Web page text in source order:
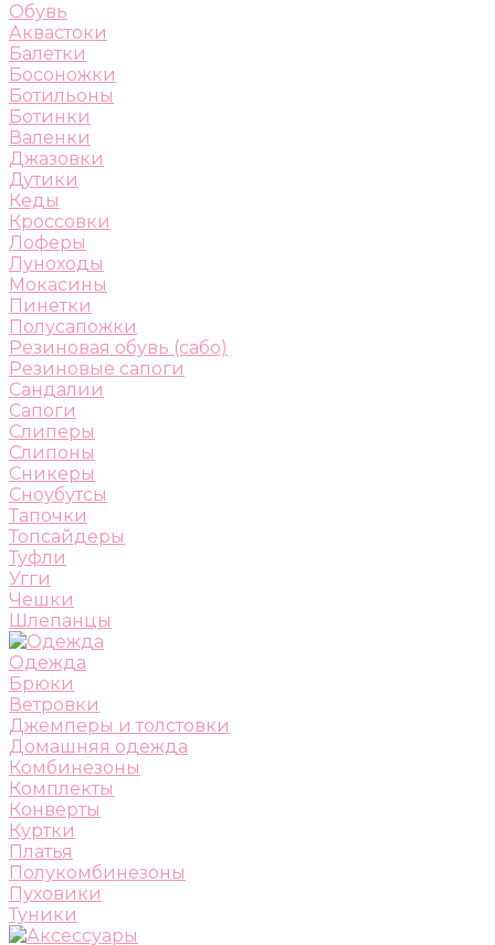
Обувь
Аквастоки
Балетки
Босоножки
Ботильоны
Ботинки
Валенки
Джазовки
Дутики
Кеды
Кроссовки
Лоферы
Луноходы
Мокасины
Пинетки
Полусапожки
Резиновая обувь (сабо)
Резиновые сапоги
Сандалии
Сапоги
Слиперы
Слипоны
Сникеры
Сноубутсы
Тапочки
Топсайдеры
Туфли
Угги
Чешки
Шлепанцы
Одежда
Брюки
Ветровки
Джемперы и толстовки
Домашняя одежда
Комбинезоны
Комплекты
Конверты
Куртки
Платья
Полукомбинезоны
Пуховики
Туники